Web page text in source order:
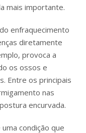
mais importante.
enfraquecimento
diretamente
provoca a
os ossos e
Entre os principais
nas
encurvada.
condição que